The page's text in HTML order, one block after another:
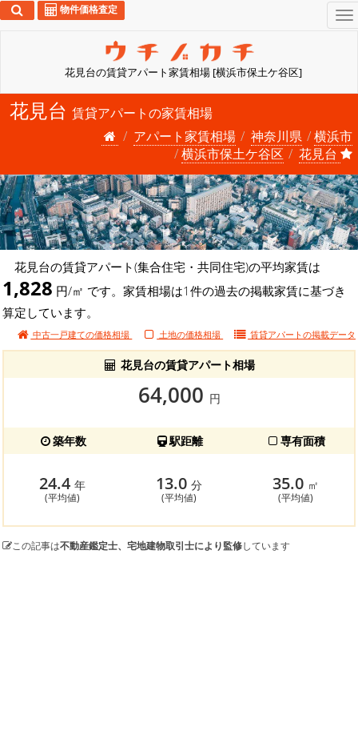
花見台の賃貸アパート家賃相場 [横浜市保土ケ谷区]
物件価格査定
花見台 賃貸アパートの家賃相場
アパート家賃相場
神奈川県
横浜市
横浜市保土ケ谷区
花見台
花見台の賃貸アパート(集合住宅・共同住宅)の平均家賃は
1,828 円/㎡ です。家賃相場は1件の過去の掲載家賃に基づき
算定しています。
中古一戸建ての価格相場 土地の価格相場 賃貸アパートの掲載データ
花見台の賃貸アパート相場
64,000 円
築年数 駅距離 専有面積
24.4 年
(平均値)
13.0 分
(平均値)
35.0 ㎡
(平均値)
この記事は不動産鑑定士、宅地建物取引士により監修しています